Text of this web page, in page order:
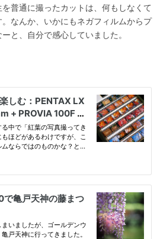
普通に撮ったカットは、何もしなくて
なんか、いかにもネガフィルムからプ
と、自分で感心していました。